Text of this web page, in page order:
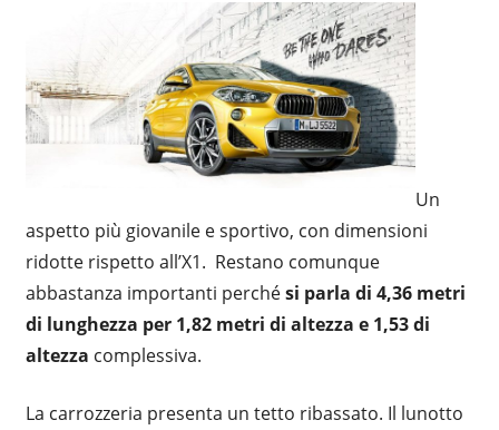
Un
aspetto più giovanile e sportivo, con dimensioni
ridotte rispetto all’X1. Restano comunque
abbastanza importanti perchési parla di 4,36 metri
di lunghezza per 1,82 metri di altezza e 1,53 di
altezza complessiva.
La carrozzeria presenta un tetto ribassato. Il lunotto